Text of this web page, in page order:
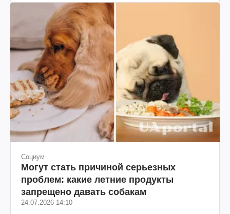
Социум
Могут стать причиной серьезных
проблем: какие летние продукты
запрещено давать собакам
24.07.2026 14:10